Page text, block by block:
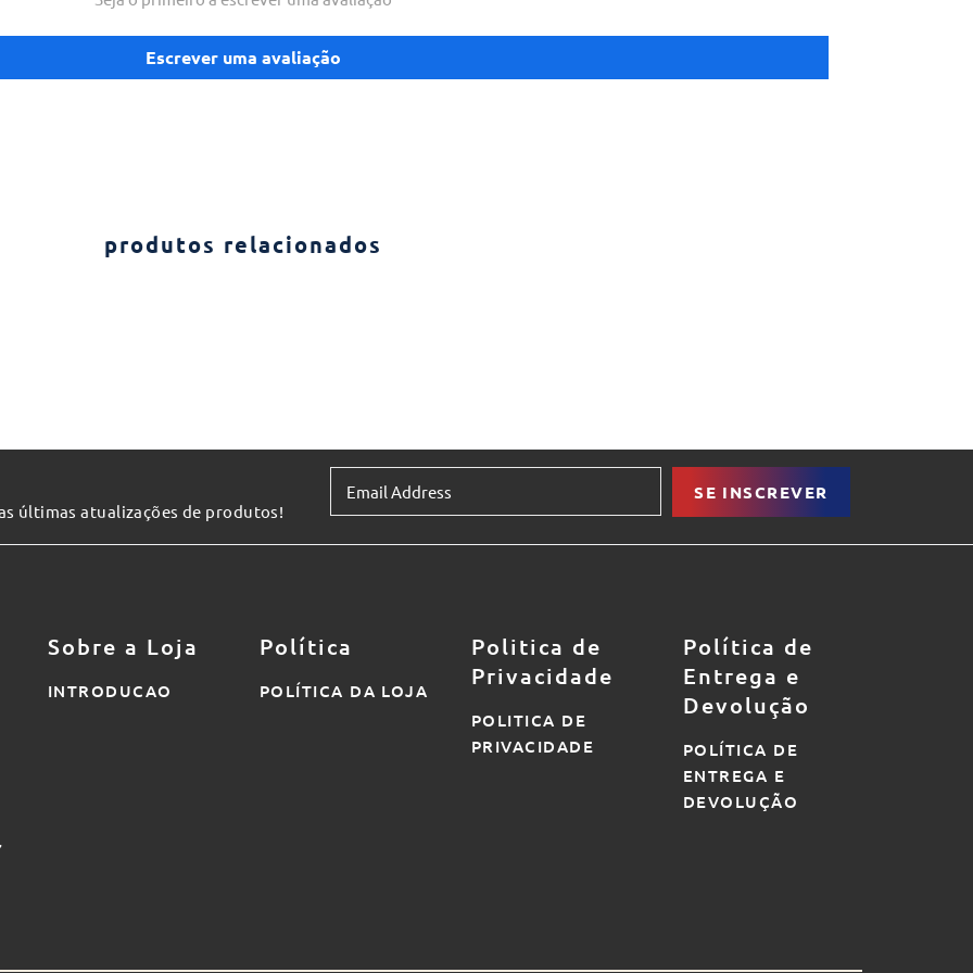
Escrever uma avaliação
produtos relacionados
últimas atualizações de produtos!
SE INSCREVER
Sobre a Loja
INTRODUCAO
Política
POLÍTICA DA LOJA
Politica de
Privacidade
POLITICA DE
PRIVACIDADE
Política de
Entrega e
Devolução
POLÍTICA DE
ENTREGA E
DEVOLUÇÃO